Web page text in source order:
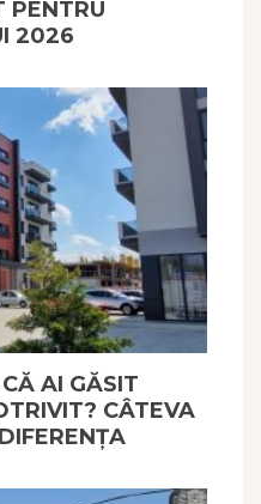
PENTRU
2026
AI GĂSIT
CÂTEVA